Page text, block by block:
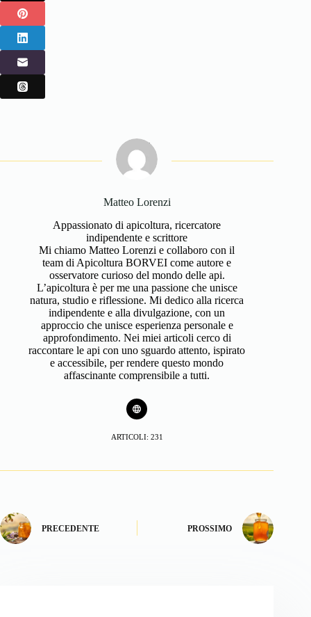
Matteo Lorenzi
Appassionato di apicoltura, ricercatore
indipendente e scrittore
Mi chiamo Matteo Lorenzi e collaboro con il
team di Apicoltura BORVEI come autore e
osservatore curioso del mondo delle api.
L’apicoltura è per me una passione che unisce
natura, studio e riflessione. Mi dedico alla ricerca
indipendente e alla divulgazione, con un
approccio che unisce esperienza personale e
approfondimento. Nei miei articoli cerco di
raccontare le api con uno sguardo attento, ispirato
e accessibile, per rendere questo mondo
affascinante comprensibile a tutti.
ARTICOLI: 231
PRECEDENTE PROSSIMO